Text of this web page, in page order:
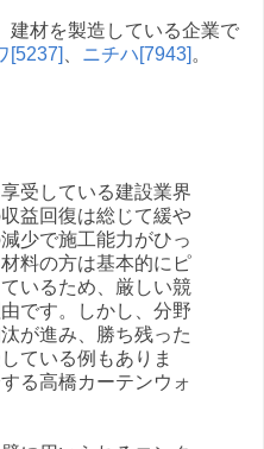
建材を製造している企業で
[5237] ニチハ[7943] 。
受している建設業界
益回復は総じて緩や
少で施工能力がひっ
料の方は基本的にピ
いるため、厳しい競
です。しかし、分野
が進み、勝ち残った
ている例もありま
る高橋カーテンウォ